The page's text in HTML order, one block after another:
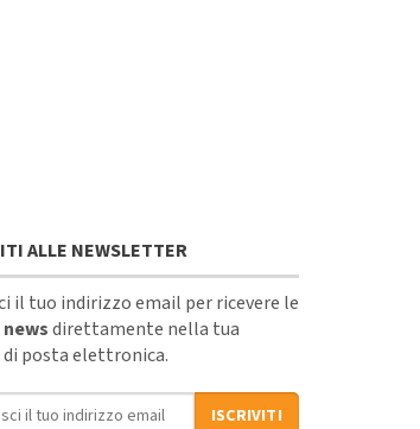
ALLE NEWSLETTER
il tuo indirizzo email per ricevere le
direttamente nella tua
di posta elettronica.
email
ISCRIVITI